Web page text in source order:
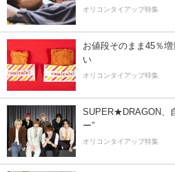
オリコンタイアップ特集
お値段そのまま45％
い
オリコンタイアップ特集
SUPER★DRAGON、
ー”
オリコンタイアップ特集